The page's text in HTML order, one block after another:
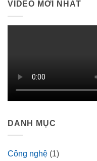
VIDEO MỚI NHẤT
DANH MỤC
Công nghệ (1)